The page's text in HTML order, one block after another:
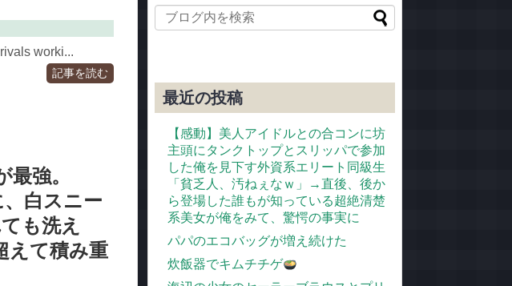
worki...
記事を読む
強。
白スニー
も洗え
えて積み重
最近の投稿
【感動】美人アイドルとの合コンに坊
主頭にタンクトップとスリッパで参加
した俺を見下す外資系エリート同級生
「貧乏人、汚ねぇなｗ」→直後、後か
ら登場した誰もが知っている超絶清楚
系美女が俺をみて、驚愕の事実に
パパのエコバッグが増え続けた
炊飯器でキムチチゲ